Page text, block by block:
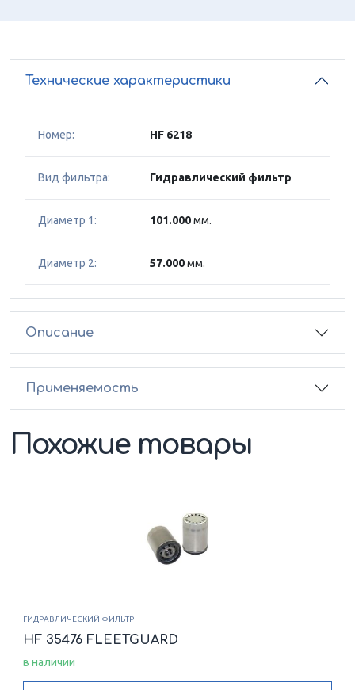
Технические характеристики
Номер: HF 6218
Вид фильтра: Гидравлический фильтр
Диаметр 1: 101.000мм.
Диаметр 2: 57.000мм.
Описание
Применяемость
Похожие товары
ГИДРАВЛИЧЕСКИЙ ФИЛЬТР
HF 35476 FLEETGUARD
в наличии